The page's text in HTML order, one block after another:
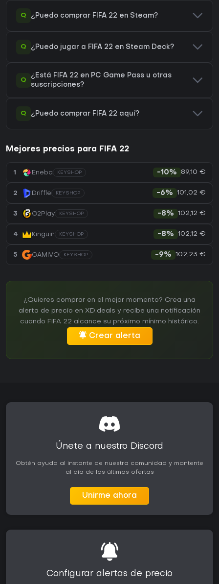
Q ¿Puedo comprar FIFA 22 en Steam?
Q ¿Puedo jugar a FIFA 22 en Steam Deck?
Q
¿Está FIFA 22 en PC Game Pass u otras
suscripciones?
Q ¿Puedo comprar FIFA 22 aquí?
Mejores precios para FIFA 22
1 Eneba KEYSHOP -10% 89,10 €
2 Driffle KEYSHOP -6% 101,02 €
3 G2Play KEYSHOP -8% 102,12 €
4 Kinguin KEYSHOP -8% 102,12 €
5 GAMIVO KEYSHOP -9% 102,23 €
¿Quieres comprar en el mejor momento? Crea una
alerta de precio en XD.deals y recibe una notificación
cuando FIFA 22 alcance su próximo mínimo histórico.
Crear alerta
Únete a nuestro Discord
Obtén ayuda al instante de nuestra comunidad y mantente
al día de las últimas ofertas
Unirme ahora
Configurar alertas de precio